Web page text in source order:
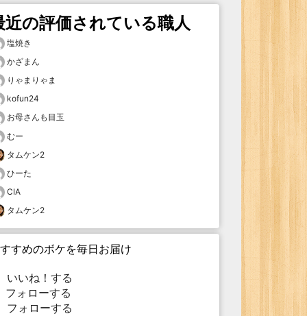
近の評価されている職人
塩焼き
かざまん
りゃまりゃま
kofun24
お母さんも目玉
むー
タムケン2
ひーた
CIA
タムケン2
すめのボケを毎日お届け
いいね！する
ォローする
フォローする